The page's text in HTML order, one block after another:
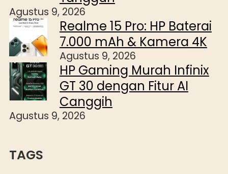
Agustus 9, 2026
Realme 15 Pro: HP Baterai
7.000 mAh & Kamera 4K
Agustus 9, 2026
HP Gaming Murah Infinix
GT 30 dengan Fitur AI
Canggih
Agustus 9, 2026
TAGS